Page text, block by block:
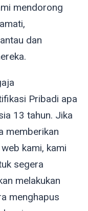
mendorong
dan
Pribadi apa
13 tahun. Jika
memberikan
kami, kami
segera
melakukan
menghapus